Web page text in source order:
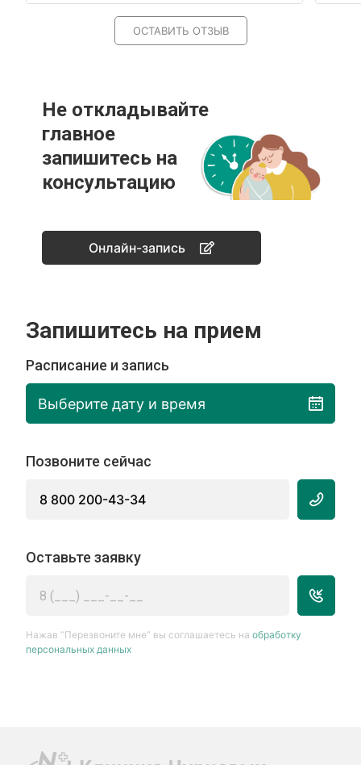
ОСТАВИТЬ ОТЗЫВ
Не откладывайте
главное
запишитесь на
консультацию
Онлайн-запись
Запишитесь на прием
Расписание и запись
Выберите дату и время
Позвоните сейчас
8 800 200-43-34
Оставьте заявку
Нажав “Перезвоните мне” вы соглашаетесь наобработку
персональных данных